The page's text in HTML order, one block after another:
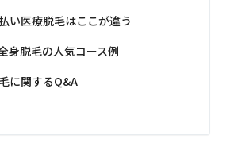
い医療脱毛はここが違う
身脱毛の人気コース例
に関するQ&A